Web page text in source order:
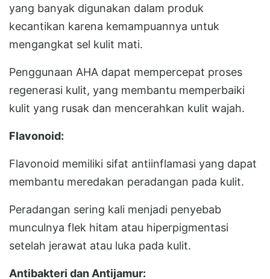
yang banyak digunakan dalam produk
kecantikan karena kemampuannya untuk
mengangkat sel kulit mati.
Penggunaan AHA dapat mempercepat proses
regenerasi kulit, yang membantu memperbaiki
kulit yang rusak dan mencerahkan kulit wajah.
Flavonoid:
Flavonoid memiliki sifat antiinflamasi yang dapat
membantu meredakan peradangan pada kulit.
Peradangan sering kali menjadi penyebab
munculnya flek hitam atau hiperpigmentasi
setelah jerawat atau luka pada kulit.
Antibakteri dan Antijamur: